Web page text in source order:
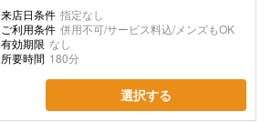
来店日条件 指定なし
ご利用条件 併用不可/サービス料込/メンズもOK
有効期限 なし
所要時間 180分
選択する